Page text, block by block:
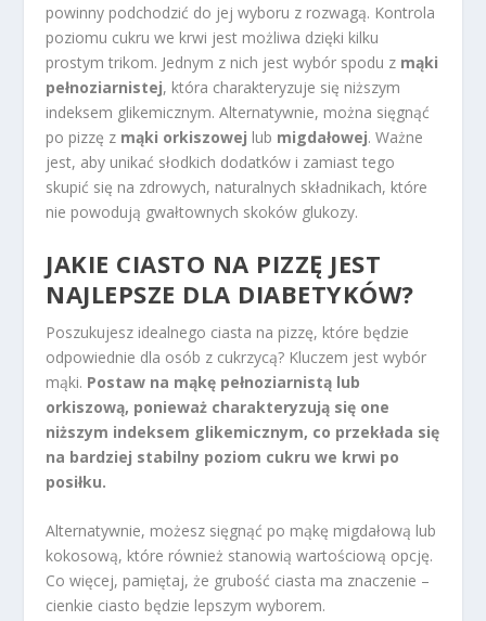
powinny podchodzić do jej wyboru z rozwagą. Kontrola
poziomu cukru we krwi jest możliwa dzięki kilku
prostym trikom. Jednym z nich jest wybór spodu z mąki
pełnoziarnistej, która charakteryzuje się niższym
indeksem glikemicznym. Alternatywnie, można sięgnąć
po pizzę z mąki orkiszowej lub migdałowej. Ważne
jest, aby unikać słodkich dodatków i zamiast tego
skupić się na zdrowych, naturalnych składnikach, które
nie powodują gwałtownych skoków glukozy.
JAKIE CIASTO NA PIZZĘ JEST
NAJLEPSZE DLA DIABETYKÓW?
Poszukujesz idealnego ciasta na pizzę, które będzie
odpowiednie dla osób z cukrzycą? Kluczem jest wybór
mąki. Postaw na mąkę pełnoziarnistą lub
orkiszową, ponieważ charakteryzują się one
niższym indeksem glikemicznym, co przekłada się
na bardziej stabilny poziom cukru we krwi po
posiłku.
Alternatywnie, możesz sięgnąć po mąkę migdałową lub
kokosową, które również stanowią wartościową opcję.
Co więcej, pamiętaj, że grubość ciasta ma znaczenie –
cienkie ciasto będzie lepszym wyborem.